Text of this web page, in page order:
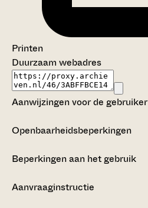
Printen
Duurzaam webadres
Aanwijzingen voor de gebruiker
Openbaarheidsbeperkingen
Beperkingen aan het gebruik
Aanvraaginstructie